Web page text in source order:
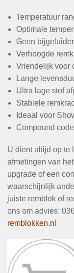
Temperatuur
Optimale
Geen
Verhoogde
Vriendelijk voor
Lange
Ultra lage stof
Stabiele
Ideaal voor
Compound
U dient altijd op te
afmetingen van
upgrade of een
waarschijnlijk
juiste remblok of
ons om advies:
remblokken.nl